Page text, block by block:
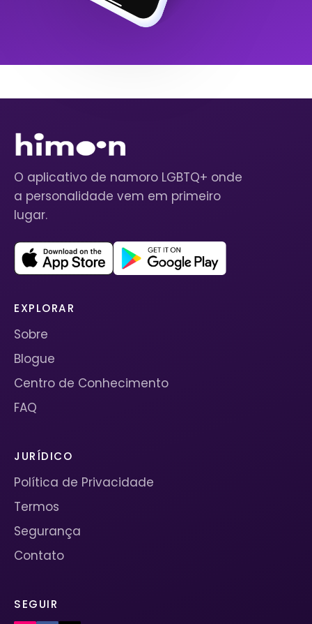
O aplicativo de namoro LGBTQ+ onde
a personalidade vem em primeiro
lugar.
EXPLORAR
Sobre
Blogue
Centro de Conhecimento
FAQ
JURÍDICO
Política de Privacidade
Termos
Segurança
Contato
SEGUIR